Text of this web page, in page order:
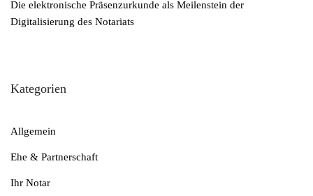
Die elektronische Präsenzurkunde als Meilenstein der
Digitalisierung des Notariats
Kategorien
Allgemein
Ehe & Partnerschaft
Ihr Notar